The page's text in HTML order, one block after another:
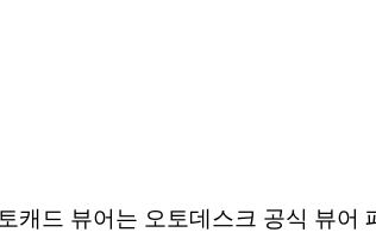
캐드 뷰어는 오토데스크 공식 뷰어